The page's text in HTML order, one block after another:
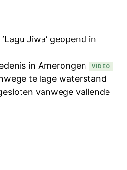
Jiwa’ geopend in
in Amerongen
VIDEO
te lage waterstand
vanwege vallende